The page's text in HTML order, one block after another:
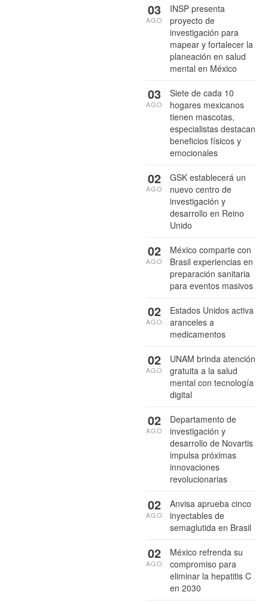
INSP presenta
proyecto de
investigación para
mapear y fortalecer la
planeación en salud
mental en México
03
AGO
Siete de cada 10
hogares mexicanos
tienen mascotas,
especialistas destacan
beneficios físicos y
emocionales
03
AGO
GSK establecerá un
nuevo centro de
investigación y
desarrollo en Reino
Unido
02
AGO
México comparte con
Brasil experiencias en
preparación sanitaria
para eventos masivos
02
AGO
Estados Unidos activa
aranceles a
medicamentos
02
AGO
UNAM brinda atención
gratuita a la salud
mental con tecnología
digital
02
AGO
Departamento de
investigación y
desarrollo de Novartis
impulsa próximas
innovaciones
revolucionarias
02
AGO
Anvisa aprueba cinco
inyectables de
semaglutida en Brasil
02
AGO
México refrenda su
compromiso para
eliminar la hepatitis C
en 2030
02
AGO